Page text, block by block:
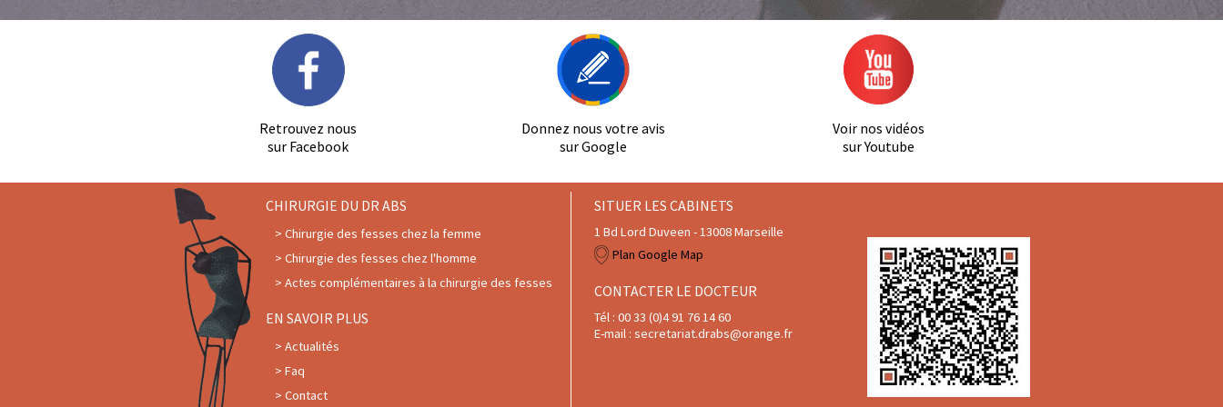
Retrouvez nous
sur Facebook
Donnez nous votre avis
sur Google
Voir nos vidéos
sur Youtube
CHIRURGIE DU DR ABS
Chirurgie des fesses chez la femme
Chirurgie des fesses chez l'homme
Actes complémentaires à la chirurgie des fesses
EN SAVOIR PLUS
Actualités
Faq
Contact
SITUER LES CABINETS
1 Bd Lord Duveen - 13008 Marseille
Plan Google Map
CONTACTER LE DOCTEUR
Tél : 00 33 (0)4 91 76 14 60
E-mail : secretariat.drabs@orange.fr